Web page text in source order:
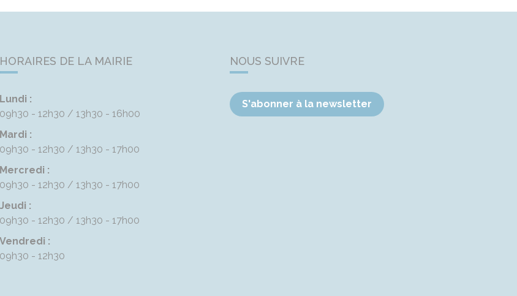
HORAIRES DE LA MAIRIE
Lundi :
09h30 - 12h30
13h30 - 16h00
Mardi :
09h30 - 12h30
13h30 - 17h00
Mercredi :
09h30 - 12h30
13h30 - 17h00
Jeudi :
09h30 - 12h30
13h30 - 17h00
Vendredi :
09h30 - 12h30
NOUS SUIVRE
S'abonner à la newsletter